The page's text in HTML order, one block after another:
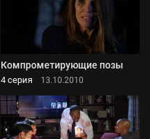
Компрометирующие позы
4 серия 13.10.2010